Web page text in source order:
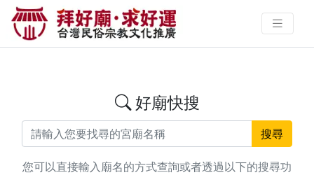
搜尋高雄市學業/考運廟宇資料 | 拜
好廟求好運 找到與您有緣的信仰
好廟快搜
搜尋
您可以直接輸入廟名的方式查詢或者透過以下的搜尋功